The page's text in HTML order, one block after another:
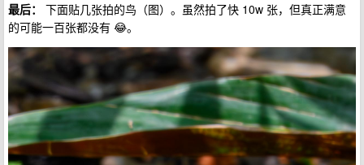
最后：
下面贴几张拍的鸟（图）。虽然拍了快 10w 张，但真正满意
的可能一百张都没有 😂。